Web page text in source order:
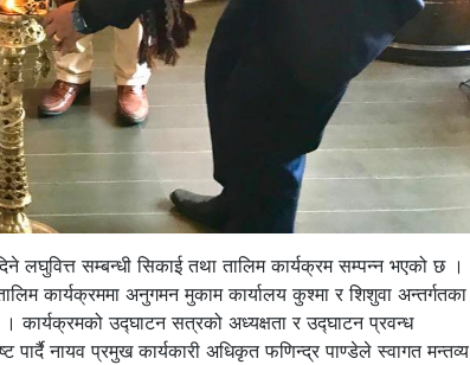
लघुवित्त सम्बन्धी सिकाई तथा तालिम कार्यक्रम सम्पन्न भएको छ ।
कार्यक्रममा अनुगमन मुकाम कार्यालय कुश्मा र शिशुवा अन्तर्गतका
कार्यक्रमको उद्‍घाटन सत्रको अध्यक्षता र उद्‍घाटन प्रवन्ध
नायव प्रमुख कार्यकारी अधिकृत फणिन्द्र पाण्डेले स्वागत मन्तव्य